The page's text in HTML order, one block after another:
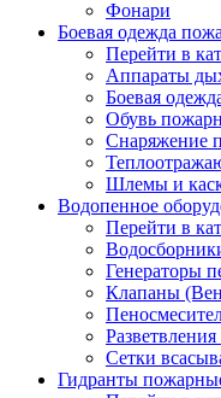
Фонари
Боевая одежда
Перейти в
Аппараты
Боевая
Обувь
Снаряжение
Шлемы и
Водопенное
Перейти в
Генераторы
Клапаны
Сетки
Гидранты